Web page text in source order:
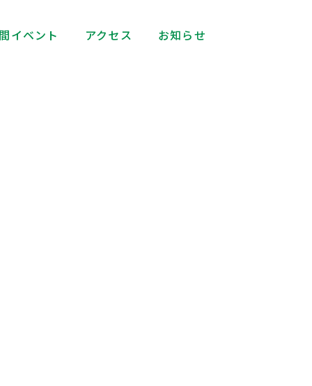
イベント アクセス お知らせ